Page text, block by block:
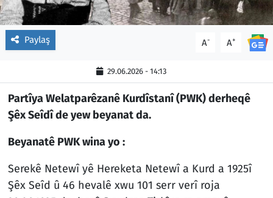
Paylaş A- A+
29.06.2026 - 14:13
Partîya Welatparêzanê Kurdîstanî (PWK) derheqê
Şêx Seîdî de yew beyanat da.
Beyanatê PWK wina yo :
Serekê Netewî yê Hereketa Netewî a Kurd a 1925î
Şêx Seîd û 46 hevalê xwu 101 serr verî roja